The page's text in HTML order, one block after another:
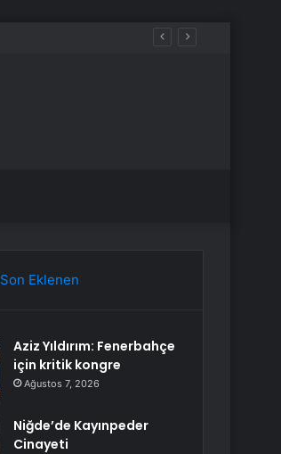
Son Eklenen
Aziz Yıldırım: Fenerbahçe
için kritik kongre
Ağustos 7, 2026
Niğde’de Kayınpeder
Cinayeti